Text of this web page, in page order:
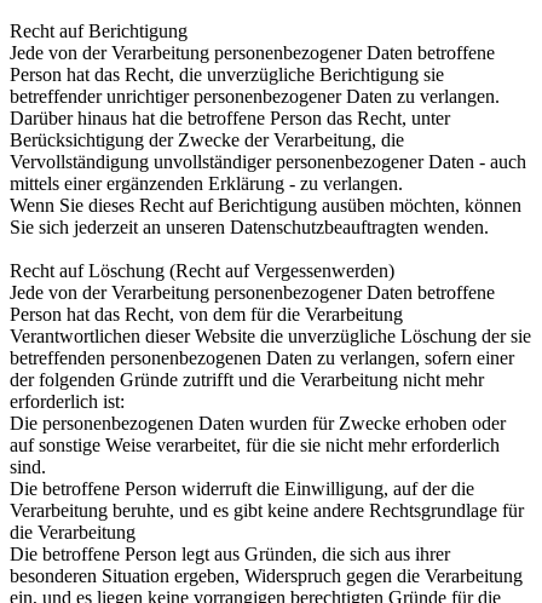
Recht auf Berichtigung
Jede von der Verarbeitung personenbezogener Daten betroffene
Person hat das Recht, die unverzügliche Berichtigung sie
betreffender unrichtiger personenbezogener Daten zu verlangen.
Darüber hinaus hat die betroffene Person das Recht, unter
Berücksichtigung der Zwecke der Verarbeitung, die
Vervollständigung unvollständiger personenbezogener Daten - auch
mittels einer ergänzenden Erklärung - zu verlangen.
Wenn Sie dieses Recht auf Berichtigung ausüben möchten, können
Sie sich jederzeit an unseren Datenschutzbeauftragten wenden.
Recht auf Löschung (Recht auf Vergessenwerden)
Jede von der Verarbeitung personenbezogener Daten betroffene
Person hat das Recht, von dem für die Verarbeitung
Verantwortlichen dieser Website die unverzügliche Löschung der sie
betreffenden personenbezogenen Daten zu verlangen, sofern einer
der folgenden Gründe zutrifft und die Verarbeitung nicht mehr
erforderlich ist:
Die personenbezogenen Daten wurden für Zwecke erhoben oder
auf sonstige Weise verarbeitet, für die sie nicht mehr erforderlich
sind.
Die betroffene Person widerruft die Einwilligung, auf der die
Verarbeitung beruhte, und es gibt keine andere Rechtsgrundlage für
die Verarbeitung
Die betroffene Person legt aus Gründen, die sich aus ihrer
besonderen Situation ergeben, Widerspruch gegen die Verarbeitung
ein, und es liegen keine vorrangigen berechtigten Gründe für die